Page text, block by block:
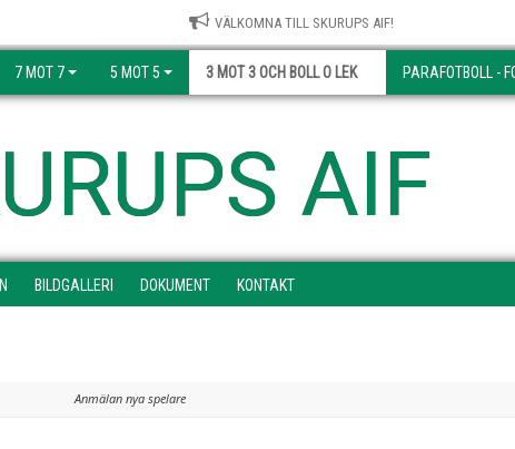
VÄLKOMNA TILL SKURUPS AIF!
7 MOT 7 5 MOT 5 3 MOT 3 OCH BOLL O LEK PARAFOTBOLL -
AIF
BILDGALLERI DOKUMENT KONTAKT
Anmälan nya spelare